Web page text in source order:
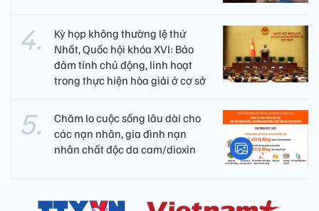
Kỳ họp không thường lệ thứ
Nhất, Quốc hội khóa XVI: Bảo
đảm tính chủ động, linh hoạt
trong thực hiện hòa giải ở cơ sở
Chăm lo cuộc sống lâu dài cho
các nạn nhân, gia đình nạn
nhân chất độc da cam/dioxin